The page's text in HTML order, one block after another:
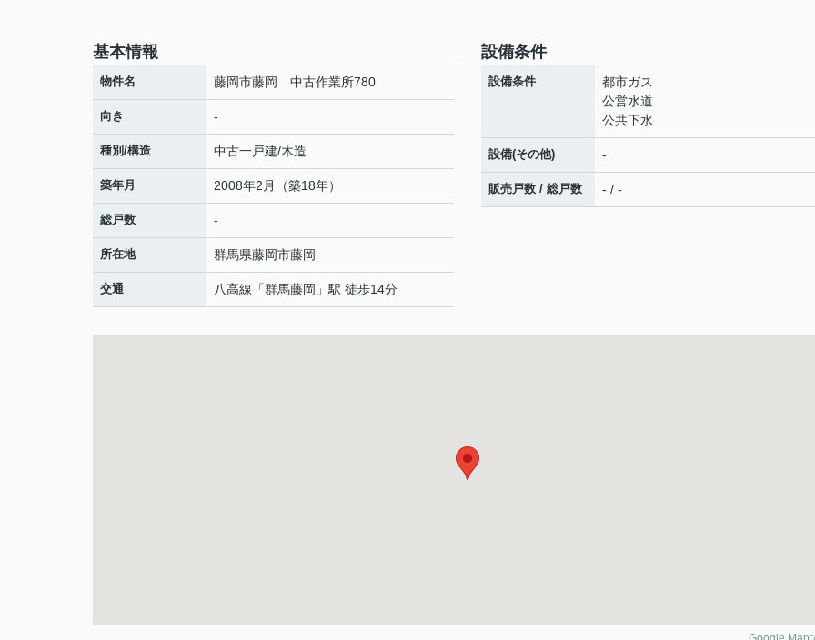
基本情報
物件名 藤岡市藤岡 中古作業所780
向き -
種別/構造 中古一戸建/木造
築年月 2008年2月（築18年）
総戸数 -
所在地 群馬県藤岡市藤岡
交通 八高線 「群馬藤岡 」駅 徒歩14分
設備条件
設備条件
都市ガス
公営水道
公共下水
設備(その他) -
販売戸数 / 総戸数 - / -